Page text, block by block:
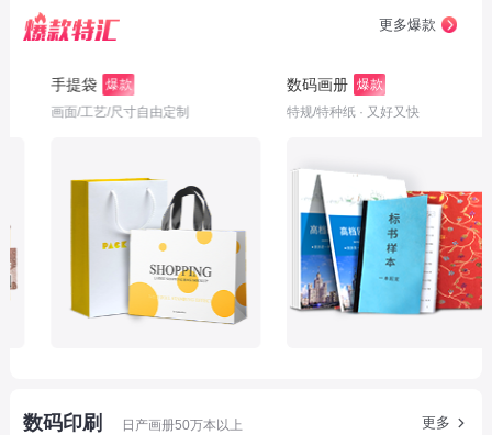
更多爆款
尺寸自由定制
特规/特种纸 · 又好又快
专机印刷，
数码印刷 日产画册50万本以上 更多